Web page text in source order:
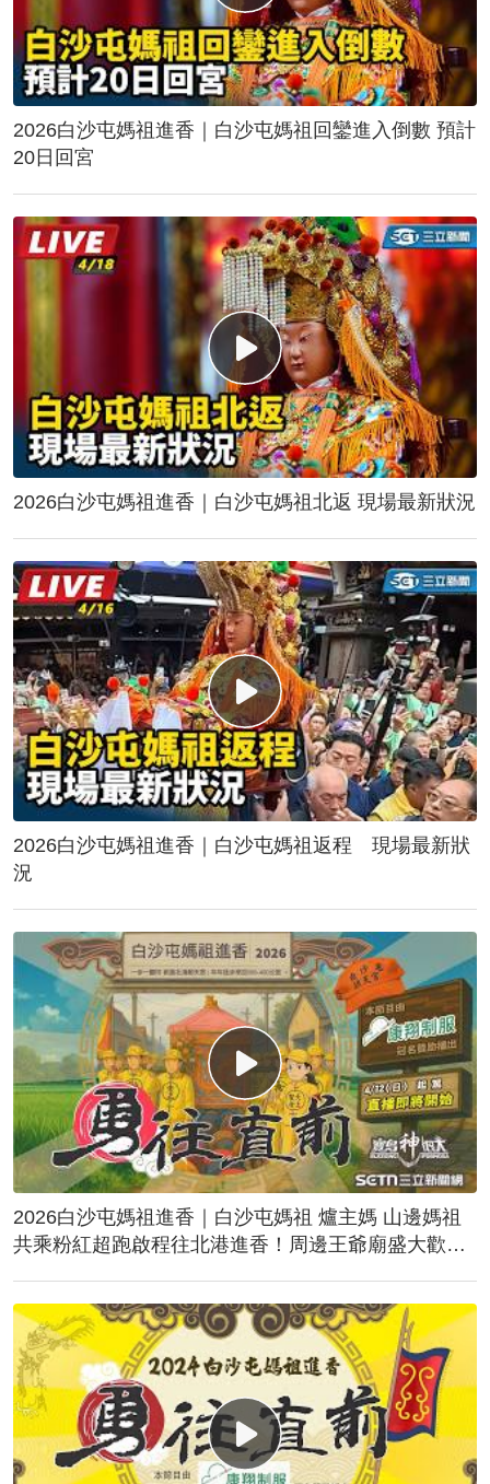
2026白沙屯媽祖進香｜白沙屯媽祖回鑾進入倒數 預計
20日回宮
2026白沙屯媽祖進香｜白沙屯媽祖北返 現場最新狀況
2026白沙屯媽祖進香｜白沙屯媽祖返程 現場最新狀
況
2026白沙屯媽祖進香｜白沙屯媽祖 爐主媽 山邊媽祖
共乘粉紅超跑啟程往北港進香！周邊王爺廟盛大歡